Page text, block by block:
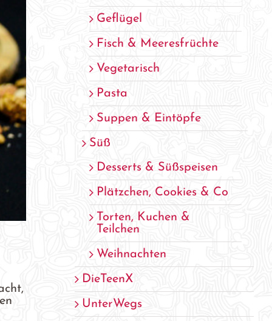
Geflügel
Fisch & Meeresfrüchte
Vegetarisch
Pasta
Suppen & Eintöpfe
Süß
Desserts & Süßspeisen
Plätzchen, Cookies & Co
Torten, Kuchen &
Teilchen
Weihnachten
DieTeenX
UnterWegs